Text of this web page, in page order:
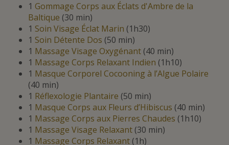
1 Gommage Corps aux Éclats d'Ambre de la
Baltique (30 min)
1 Soin Visage Éclat Marin (1h30)
1 Soin Détente Dos (50 min)
1 Massage Visage Oxygénant (40 min)
1 Massage Corps Relaxant Indien (1h10)
1 Masque Corporel Cocooning à l’Algue Polaire
(40 min)
1 Réflexologie Plantaire (50 min)
1 Masque Corps aux Fleurs d’Hibiscus (40 min)
1 Massage Corps aux Pierres Chaudes (1h10)
1 Massage Visage Relaxant (30 min)
1 Massage Corps Relaxant (1h)